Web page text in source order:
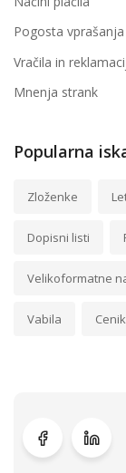
Pogosta vprašanja
Vračila in
Mnenja strank
Popularna
Zloženke
Dopisni listi
Velikoformatne
Vabila